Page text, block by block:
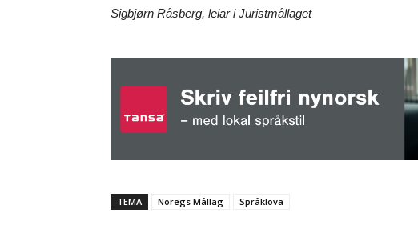
Sigbjørn Råsberg, leiar i Juristmållaget
TEMA Noregs Mållag Språklova